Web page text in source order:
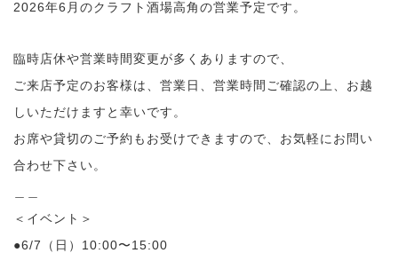
2026年6月のクラフト酒場高角の営業予定です。
臨時店休や営業時間変更が多くありますので、
ご来店予定のお客様は、営業日、営業時間ご確認の上、お越
しいただけますと幸いです。
お席や貸切のご予約もお受けできますので、お気軽にお問い
合わせ下さい。
＜イベント＞
●6/7（日）10:00〜15:00